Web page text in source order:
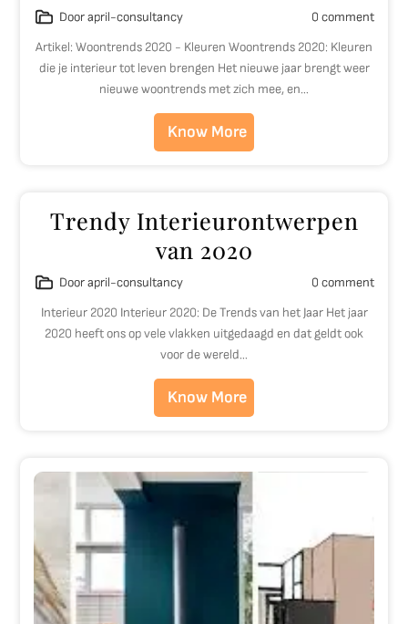
Door april-consultancy
0 comment
Artikel: Woontrends 2020 - Kleuren Woontrends 2020: Kleuren
die je interieur tot leven brengen Het nieuwe jaar brengt weer
nieuwe woontrends met zich mee, en…
Know More
Trendy Interieurontwerpen
van 2020
Door april-consultancy
0 comment
Interieur 2020 Interieur 2020: De Trends van het Jaar Het jaar
2020 heeft ons op vele vlakken uitgedaagd en dat geldt ook
voor de wereld…
Know More